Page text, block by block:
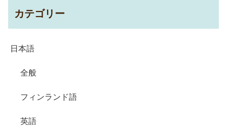
カテゴリー
日本語
全般
フィンランド語
英語